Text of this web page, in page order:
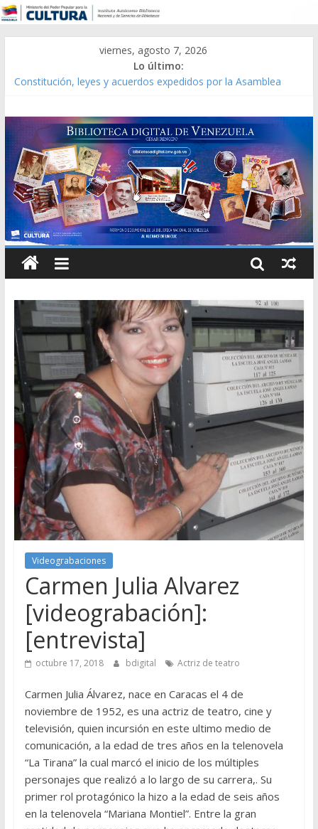
viernes, agosto 7, 2026
Lo último:
Constitución, leyes y acuerdos expedidos por la Asamblea
Modesta Bor Sánchez [material gráfico]
Gaceta Oficial de la República de Venezuela año CXXXIII Mes V,
Caracas 09 de marzo de 2006 N° 38.394
Catálogo temático de obras de Modesta Bor
Videograbaciones
Carmen Julia Alvarez
[videograbación]:
[entrevista]
octubre 17, 2018 bdigital Actriz de teatro
Carmen Julia Álvarez, nace en Caracas el 4 de
noviembre de 1952, es una actriz de teatro, cine y
televisión, quien incursión en este ultimo medio de
comunicación, a la edad de tres años en la telenovela
“La Tirana” la cual marcó el inicio de los múltiples
personajes que realizó a lo largo de su carrera,. Su
primer rol protagónico la hizo a la edad de seis años
en la telenovela “Mariana Montiel”. Entre la gran